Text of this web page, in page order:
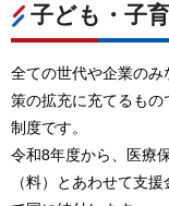
子ども・子
全ての世代や企業の
策の拡充に充てるも
制度です。
令和8年度から、医療
（料）とあわせて支